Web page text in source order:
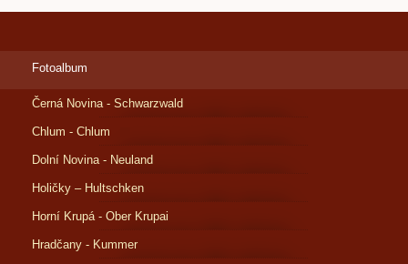
Fotoalbum
Černá Novina - Schwarzwald
Chlum - Chlum
Dolní Novina - Neuland
Holičky – Hultschken
Horní Krupá - Ober Krupai
Hradčany - Kummer